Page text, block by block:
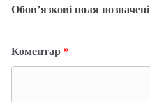
Обов’язкові поля позначені
Коментар *